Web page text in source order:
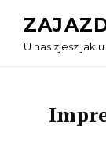
content
U nas zjesz jak